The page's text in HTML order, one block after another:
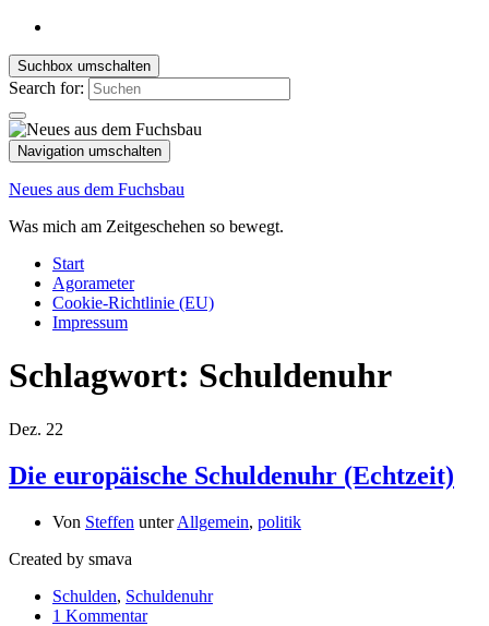
Suchbox umschalten
Search for:
Navigation umschalten
Neues aus dem Fuchsbau
Was mich am Zeitgeschehen so bewegt.
Start
Agorameter
Cookie-Richtlinie (EU)
Impressum
Schlagwort: Schuldenuhr
Dez. 22
Die europäische Schuldenuhr (Echtzeit)
Von Steffen unterAllgemein, politik
Created by smava
Schulden, Schuldenuhr
1 Kommentar